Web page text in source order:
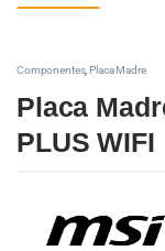
Componentes,Placa Madre
Placa
PLUS WIFI